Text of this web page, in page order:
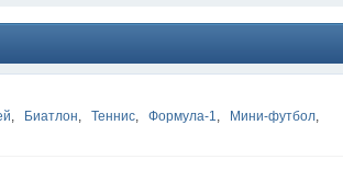
, Биатлон, Теннис, Формула-1, Мини-футбол,